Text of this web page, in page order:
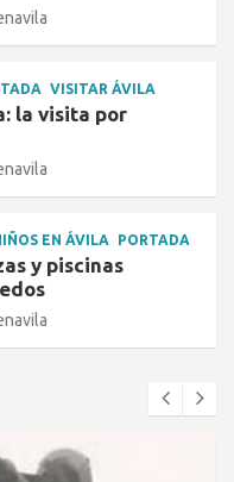
VISITAR ÁVILA
la visita por
EN ÁVILA PORTADA
y piscinas